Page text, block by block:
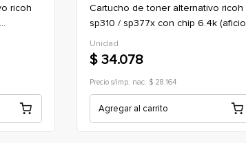
cartucho de toner alternativo ricoh
sp310 / sp377x con chip 6.4k (aficio
sp310 / sp377dn)
Unidad
$ 34.078
Precio s/imp. nac. $ 28.164
Agregar al carrito